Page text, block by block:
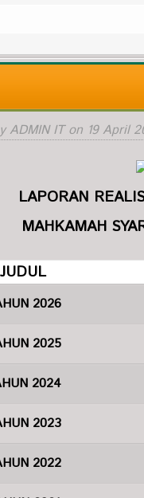
ADMIN IT on 19 April
LAPORAN
MAHKAMAH
JUDUL
2026
2025
2024
2023
2022